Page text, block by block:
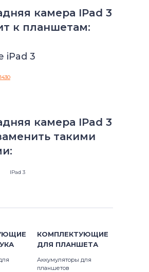
камера IPad 3
к планшетам:
iPad 3
камера IPad 3
такими
IPad 3
КОМПЛЕКТУЮЩИЕ
ДЛЯ ПЛАНШЕТА
Аккумуляторы для
планшетов